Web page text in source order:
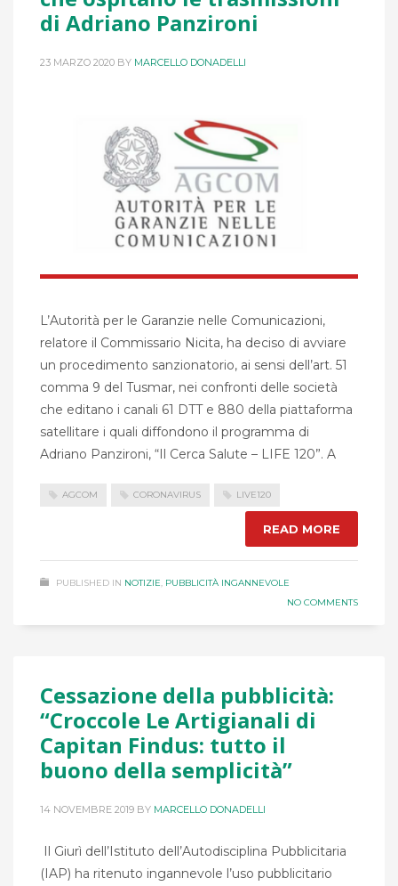
di Adriano Panzironi
23 MARZO 2020 BY MARCELLO DONADELLI
L’Autorità per le Garanzie nelle Comunicazioni,
relatore il Commissario Nicita, ha deciso di avviare
un procedimento sanzionatorio, ai sensi dell’art. 51
comma 9 del Tusmar, nei confronti delle società
che editano i canali 61 DTT e 880 della piattaforma
satellitare i quali diffondono il programma di
Adriano Panzironi, “Il Cerca Salute – LIFE 120”. A
AGCOM CORONAVIRUS LIVE120
READ MORE
PUBLISHED IN NOTIZIE, PUBBLICITÀ INGANNEVOLE
NO COMMENTS
Cessazione della pubblicità:
“Croccole Le Artigianali di
Capitan Findus: tutto il
buono della semplicità”
14 NOVEMBRE 2019 BY MARCELLO DONADELLI
Il Giurì dell’Istituto dell’Autodisciplina Pubblicitaria
(IAP) ha ritenuto ingannevole l’uso pubblicitario